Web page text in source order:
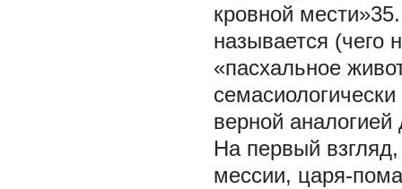
кровной
называется (чего
«пасхальное
верной
На первый
мессии, царя-